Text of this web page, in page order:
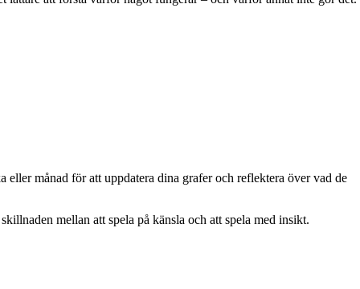
eller månad för att uppdatera dina grafer och reflektera över vad de
mellan att spela på känsla och att spela med insikt.